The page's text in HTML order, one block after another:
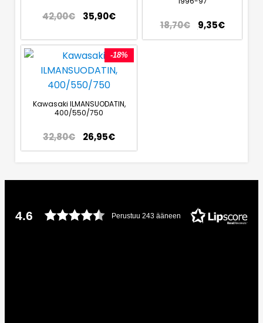
42,00€ 35,90€
18,70€ 9,35€
-18%
Kawasaki ILMANSUODATIN,
400/550/750
32,80€ 26,95€
4.6 Perustuu 243 ääneen